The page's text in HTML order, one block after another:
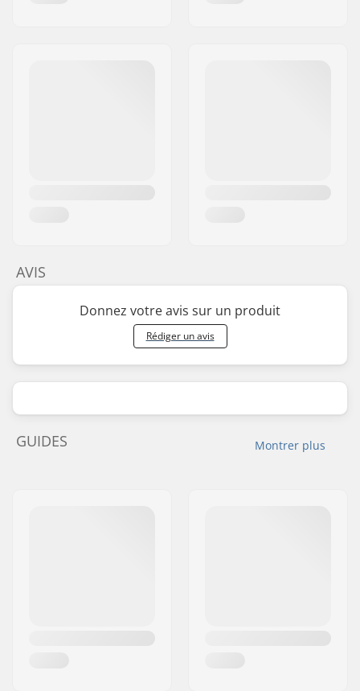
AVIS
Donnez votre avis sur un produit
Rédiger un avis
Montrer plus
GUIDES